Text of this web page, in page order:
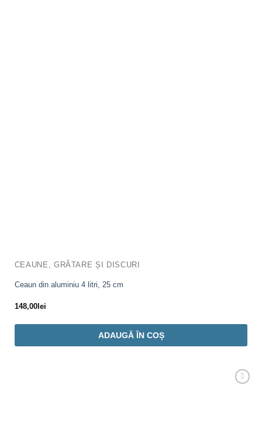
CEAUNE, GRĂTARE ȘI DISCURI
Ceaun din aluminiu 4 litri, 25 cm
148,00lei
ADAUGĂ ÎN COȘ